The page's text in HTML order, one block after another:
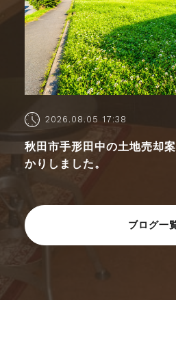
2026.08.05 17:38
秋田市手形田中の土地売却
かりしました。
ブログ一